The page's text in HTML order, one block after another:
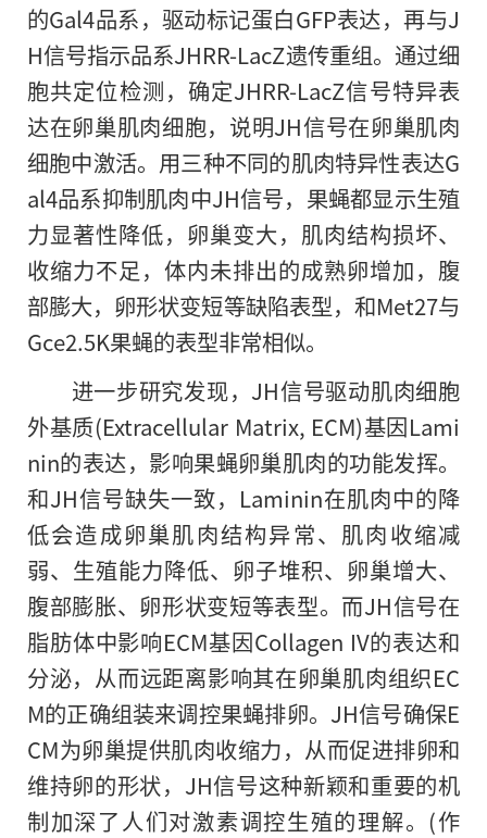
的Gal4品系，驱动标记蛋白GFP表达，再与J
H信号指示品系JHRR-LacZ遗传重组。通过细
胞共定位检测，确定JHRR-LacZ信号特异表
达在卵巢肌肉细胞，说明JH信号在卵巢肌肉
细胞中激活。用三种不同的肌肉特异性表达G
al4品系抑制肌肉中JH信号，果蝇都显示生殖
力显著性降低，卵巢变大，肌肉结构损坏、
收缩力不足，体内未排出的成熟卵增加，腹
部膨大，卵形状变短等缺陷表型，和Met27与
Gce2.5K果蝇的表型非常相似。
进一步研究发现，JH信号驱动肌肉细胞
外基质(Extracellular Matrix, ECM)基因Lami
nin的表达，影响果蝇卵巢肌肉的功能发挥。
和JH信号缺失一致，Laminin在肌肉中的降
低会造成卵巢肌肉结构异常、肌肉收缩减
弱、生殖能力降低、卵子堆积、卵巢增大、
腹部膨胀、卵形状变短等表型。而JH信号在
脂肪体中影响ECM基因Collagen IV的表达和
分泌，从而远距离影响其在卵巢肌肉组织EC
M的正确组装来调控果蝇排卵。JH信号确保E
CM为卵巢提供肌肉收缩力，从而促进排卵和
维持卵的形状，JH信号这种新颖和重要的机
制加深了人们对激素调控生殖的理解。(作